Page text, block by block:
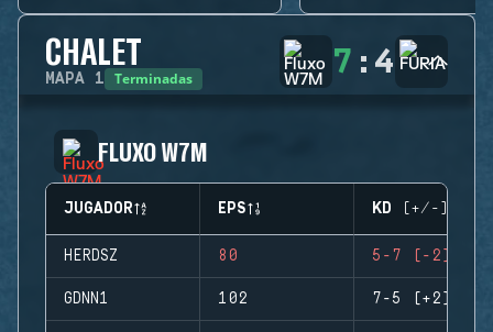
CHALET
MAPA 1 Terminadas 7 : 4
FLUXO W7M
JUGADOR EPS KD (+/-)
HERDSZ 80 5-7 (-2)
GDNN1 102 7-5 (+2)